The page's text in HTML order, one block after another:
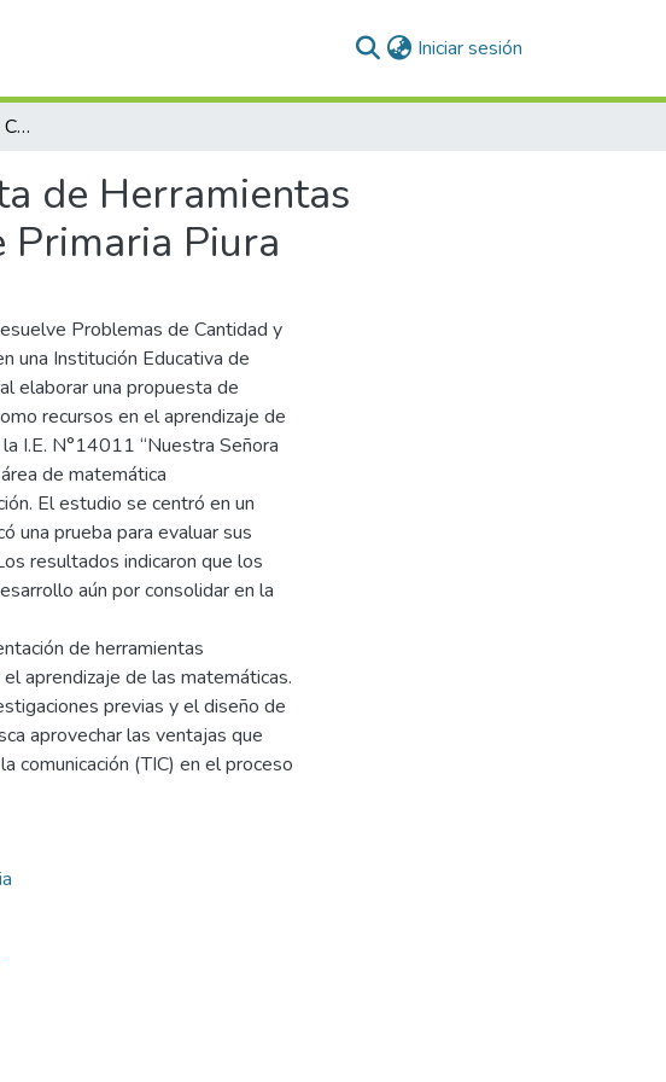
Iniciar sesión
Resuelve Problemas de Cantidad y Propuesta de Herramientas Tecnológicas en una Institución Educativa de Primaria Piura
de Herramientas
Primaria Piura
Problemas de Cantidad y
una Institución Educativa de
elaborar una propuesta de
recursos en el aprendizaje de
I.E. N°14011 “Nuestra Señora
de matemática
El estudio se centró en un
una prueba para evaluar sus
resultados indicaron que los
aún por consolidar en la
de herramientas
aprendizaje de las matemáticas.
previas y el diseño de
aprovechar las ventajas que
comunicación (TIC) en el proceso